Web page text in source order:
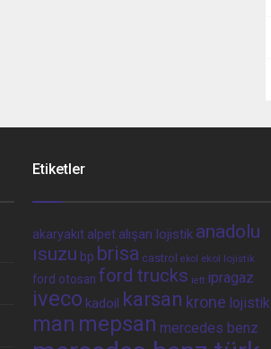
Etiketler
akaryakıt alpet alışan lojistik anadolu
ısuzu bp brisa castrol ekol ekol lojistik
ford otosan ford trucks iett ipragaz
iveco kadoil karsan krone lojistik
man mepsan mercedes benz